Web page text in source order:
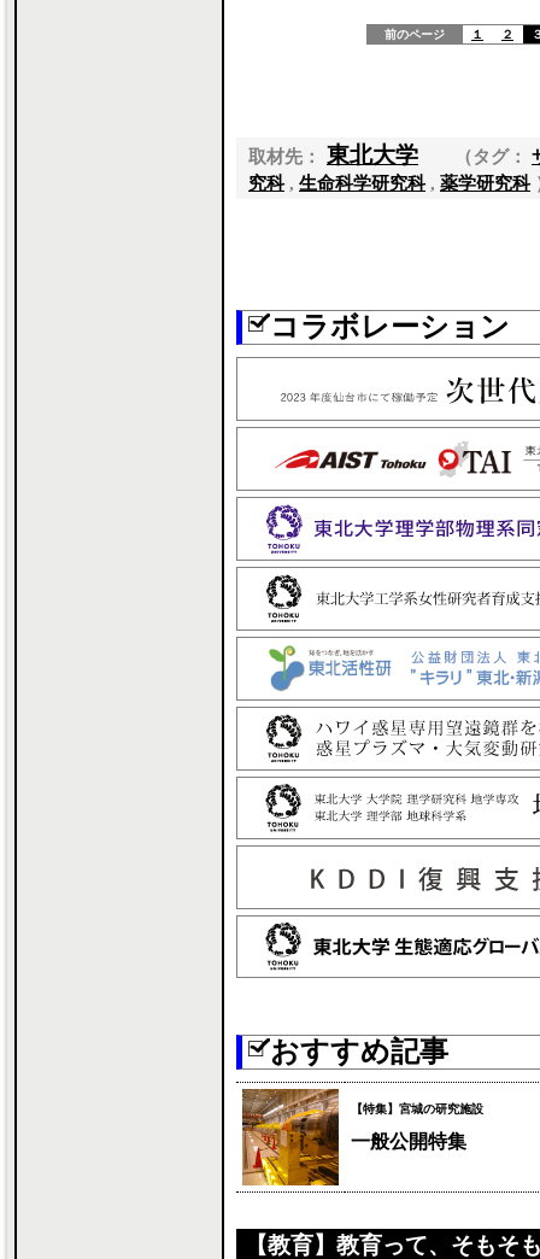
前のページ １ ２
取材先： 東北大学 （タグ：
究科, 生命科学研究科, 薬学研究科
コラボレーション
おすすめ記事
【特集】宮城の研究施設
一般公開特集
【教育】教育って、そもそ